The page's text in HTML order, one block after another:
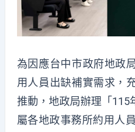
為因應台中市政府地政
用人員出缺補實需求，
推動，地政局辦理「115
屬各地政事務所約用人